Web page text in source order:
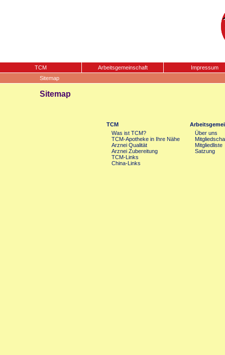
TCM Arbeitsgemeinschaft
Impressum
Sitemap
Sitemap
TCM
Was ist TCM?
TCM-Apotheke in Ihre Nähe
Arznei Qualität
Arznei Zubereitung
TCM-Links
China-Links
Über uns
Mitgliedliste
Satzung